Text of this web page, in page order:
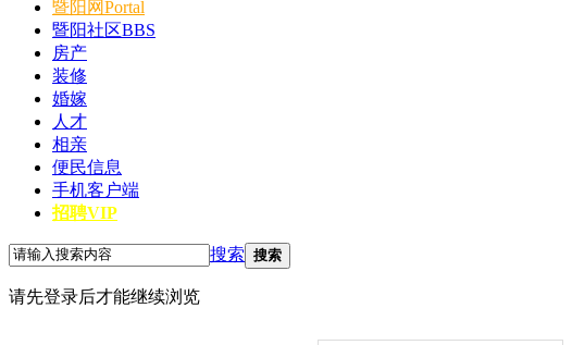
暨阳网Portal
暨阳社区BBS
房产
装修
婚嫁
人才
相亲
便民信息
手机客户端
招聘VIP
搜索 搜索
请先登录后才能继续浏览